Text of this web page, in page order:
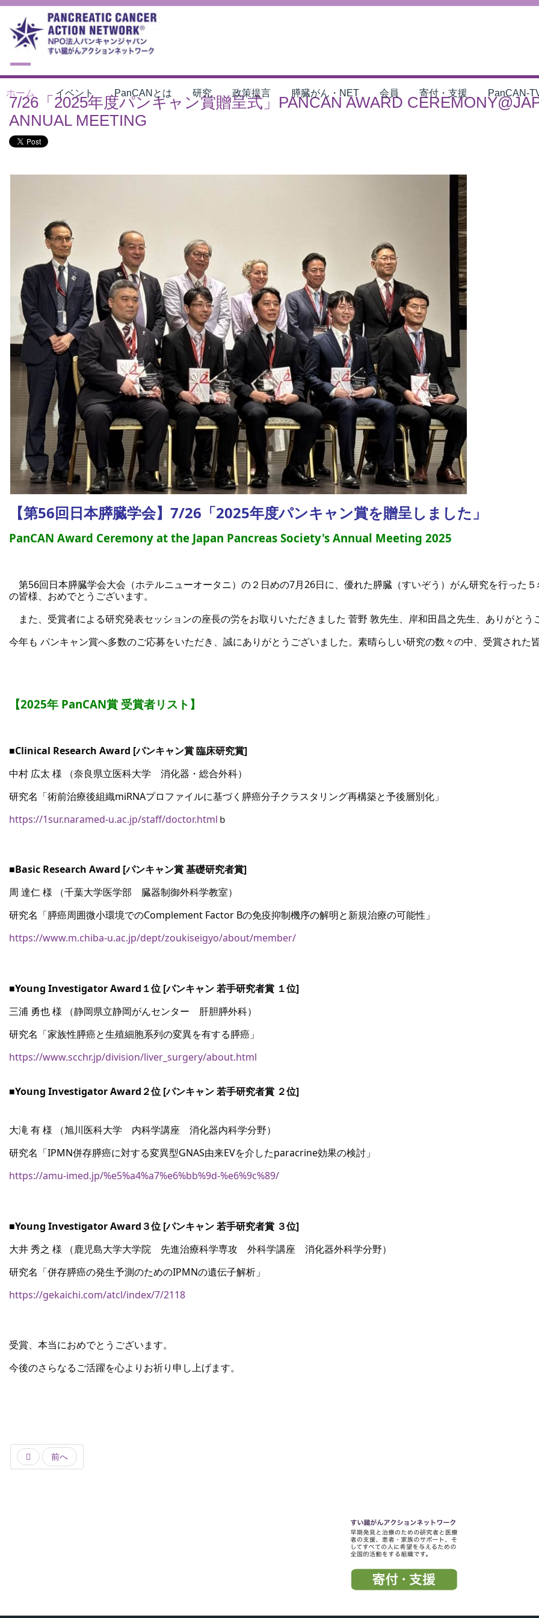
ホーム イベント PanCANとは 研究 政策提言 膵臓がん・NET 会員 寄付・支援 PanCAN-
7/26「2025年度パンキャン賞贈呈式」PANCAN AWARD
ANNUAL MEETING
【第56回日本膵臓学会】7/26「2025年度パンキャン賞を贈呈しました」
PanCAN Award Ceremony at the Japan Pancreas Society's Annual Meeting 2025
第56回日本膵臓学会大会（ホテルニューオータニ）の２日めの7月26日に、優れた膵臓（すいぞう）がん研究を行った
の皆様、おめでとうございます。
また、受賞者による研究発表セッションの座長の労をお取りいただきました 菅野 敦先生、岸和田昌之先生、ありがとう
今年も パンキャン賞へ多数のご応募をいただき、誠にありがとうございました。素晴らしい研究の数々の中、受賞された
【2025年 PanCAN賞 受賞者リスト】
■Clinical Research Award [パンキャン賞 臨床研究賞]
中村 広太 様 （奈良県立医科大学　消化器・総合外科）
研究名「術前治療後組織miRNAプロファイルに基づく膵癌分子クラスタリング再構築と予後層別化」
https://1sur.naramed-u.ac.jp/staff/doctor.html ｂ
■Basic Research Award [パンキャン賞 基礎研究者賞]
周 達仁 様 （千葉大学医学部　臓器制御外科学教室）
研究名「膵癌周囲微小環境でのComplement Factor Bの免疫抑制機序の解明と新規治療の可能性」
https://www.m.chiba-u.ac.jp/dept/zoukiseigyo/about/member/
■Young Investigator Award１位 [パンキャン 若手研究者賞 １位]
三浦 勇也 様 （静岡県立静岡がんセンター　肝胆膵外科）
研究名「家族性膵癌と生殖細胞系列の変異を有する膵癌」
https://www.scchr.jp/division/liver_surgery/about.html
■Young Investigator Award２位 [パンキャン 若手研究者賞 ２位]
大滝 有 様 （旭川医科大学　内科学講座　消化器内科学分野）
研究名「IPMN併存膵癌に対する変異型GNAS由来EVを介したparacrine効果の検討」
https://amu-imed.jp/%e5%a4%a7%e6%bb%9d-%e6%9c%89/
■Young Investigator Award３位 [パンキャン 若手研究者賞 ３位]
大井 秀之 様 （鹿児島大学大学院　先進治療科学専攻　外科学講座　消化器外科学分野）
研究名「併存膵癌の発生予測のためのIPMNの遺伝子解析」
https://gekaichi.com/atcl/index/7/2118
受賞、本当におめでとうございます。
今後のさらなるご活躍を心よりお祈り申し上げます。
前へ